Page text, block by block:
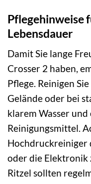
Pflegehinweise
Lebensdauer
Damit Sie lange
Crosser 2 haben,
Pflege. Reinigen
Gelände oder bei
klarem Wasser
Reinigungsmittel.
Hochdruckreiniger
oder die Elektronik
Ritzel sollten